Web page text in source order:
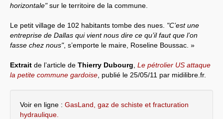
Crises "Covid-19 & H1N1"
Guerre en Ukraine
horizontale"sur le territoire de la commune.
Le petit village de 102 habitants tombe des nues. "C’est une
entreprise de Dallas qui vient nous dire ce qu’il faut que l’on
fasse chez nous", s’emporte le maire, Roseline Boussac. »
Extrait de l’article de Thierry Dubourg Le pétrolier US attaque
la petite commune gardoise , publié le 25/05/11 par midilibre.fr.
Voir en ligne : GasLand, gaz de schiste et fracturation
hydraulique.